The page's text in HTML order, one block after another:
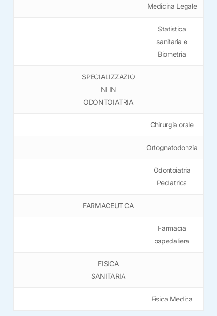
Medicina Legale
Statistica
sanitaria e
Biometria
SPECIALIZZAZIO
NI IN
ODONTOIATRIA
Chirurgia orale
Ortognatodonzia
Odontoiatria
Pediatrica
FARMACEUTICA
Farmacia
ospedaliera
FISICA
SANITARIA
Fisica Medica